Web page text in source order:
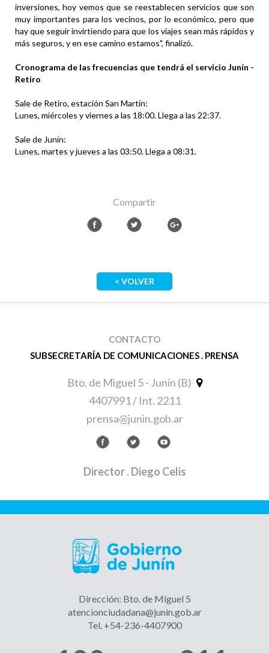
inversiones, hoy vemos que se reestablecen servicios que son
muy importantes para los vecinos, por lo económico, pero que
hay que seguir invirtiendo para que los viajes sean más rápidos y
más seguros, y en ese camino estamos", finalizó.
Cronograma de las frecuencias que tendrá el servicio Junín -
Retiro
Sale de Retiro, estación San Martín:
Lunes, miércoles y viernes a las 18:00. Llega a las 22:37.
Sale de Junín:
Lunes, martes y jueves a las 03:50. Llega a 08:31.
Compartir
< VOLVER
CONTACTO
SUBSECRETARÍA DE COMUNICACIONES . PRENSA
Bto. de Miguel 5 - Junín (B)
4407991 / Int. 2211
prensa@junin.gob.ar
Director. Diego Celis
Dirección: Bto. de Miguel 5
atencionciudadana@junin.gob.ar
Tel. +54-236-4407900